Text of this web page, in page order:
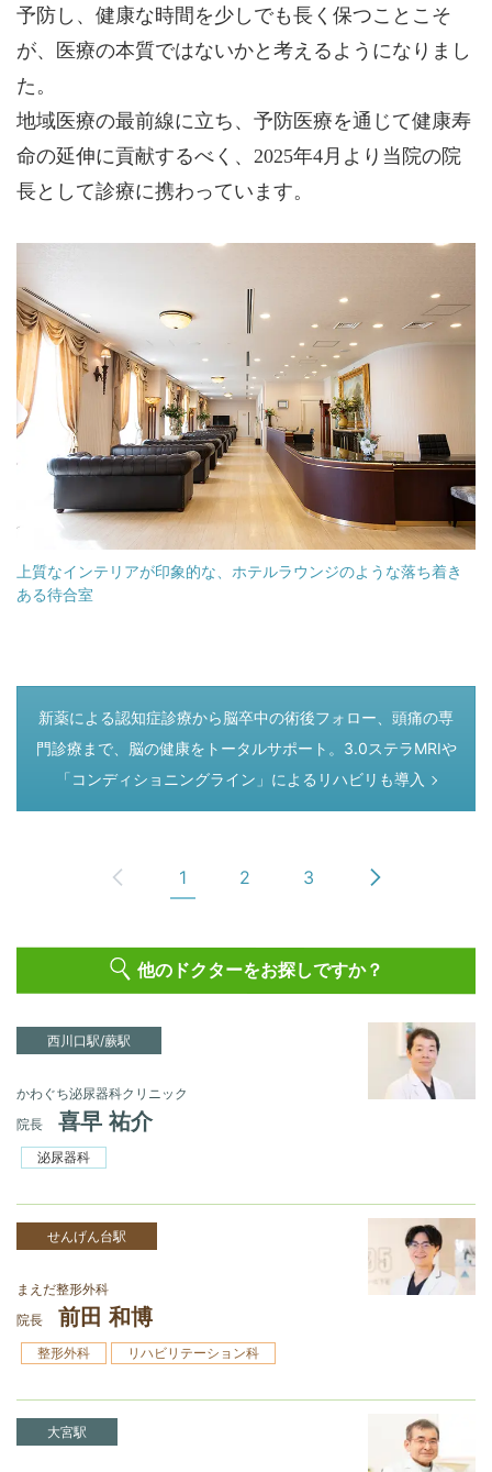
予防し、健康な時間を少しでも長く保つことこそ
が、医療の本質ではないかと考えるようになりまし
た。
地域医療の最前線に立ち、予防医療を通じて健康寿
命の延伸に貢献するべく、2025年4月より当院の院
長として診療に携わっています。
上質なインテリアが印象的な、ホテルラウンジのような落ち着き
ある待合室
つぎのページ
新薬による認知症診療から脳卒中の術後フォロー、頭痛の専
門診療まで、脳の健康をトータルサポート。3.0ステラMRIや
「コンディショニングライン」によるリハビリも導入
1 2 3
他のドクターをお探しですか？
西川口駅/蕨駅
かわぐち泌尿器科クリニック
院長
喜早 祐介
泌尿器科
せんげん台駅
まえだ整形外科
院長
前田 和博
整形外科 リハビリテーション科
大宮駅